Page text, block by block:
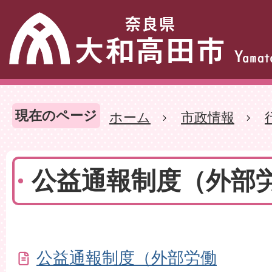
現在のページ ホーム 市政情報
公益通報制度（外部
公益通報制度（外部労働